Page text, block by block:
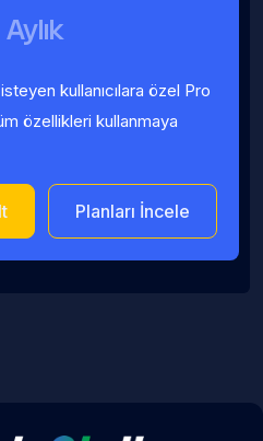
Aylık
kullanıcılara özel Pro
özellikleri kullanmaya
Planları İncele